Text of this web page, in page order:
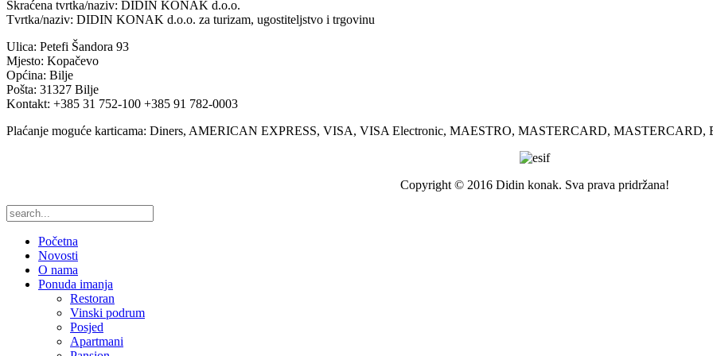
Skraćena tvrtka/naziv: DIDIN KONAK d.o.o.
Tvrtka/naziv: DIDIN KONAK d.o.o. za turizam, ugostiteljstvo i trgovinu
Ulica: Petefi Šandora 93
Mjesto: Kopačevo
Općina: Bilje
Pošta: 31327 Bilje
Kontakt: +385 31 752-100 +385 91 782-0003
Plaćanje moguće karticama: Diners, AMERICAN EXPRESS, VISA, VISA Electronic, MAESTRO, MASTERCARD, MASTERCARD,
Copyright © 2016 Didin konak. Sva prava pridržana!
Početna
Novosti
O nama
Ponuda imanja
Restoran
Vinski podrum
Posjed
Apartmani